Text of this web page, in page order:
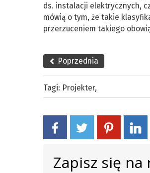
ds. instalacji elektrycznych,
mówią o tym, że takie
przerzuceniem takiego
Poprzednia
Tagi: Projekter,
Zapisz się